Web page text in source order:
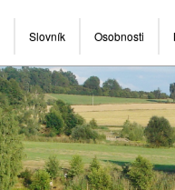
Slovník Osobnosti